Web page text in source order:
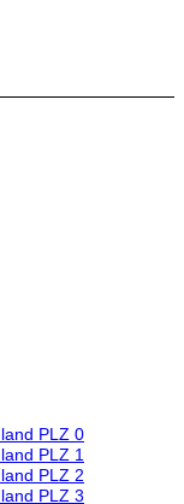
PLZ 0
PLZ 1
PLZ 2
PLZ 3